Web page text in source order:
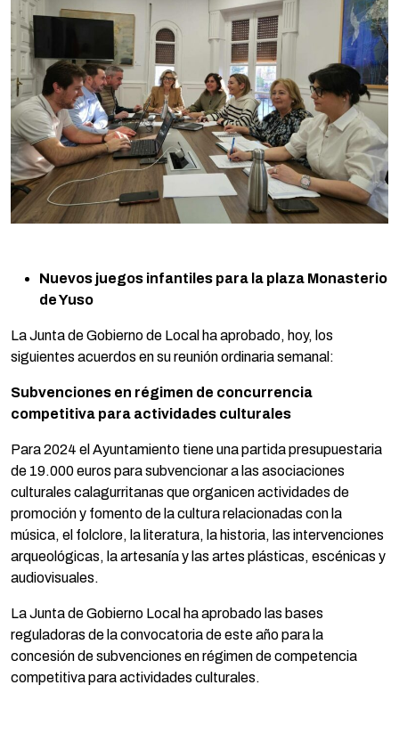
Nuevos juegos infantiles para la plaza Monasterio
de Yuso
La Junta de Gobierno de Local ha aprobado, hoy, los
siguientes acuerdos en su reunión ordinaria semanal:
Subvenciones en régimen de concurrencia
competitiva para actividades culturales
Para 2024 el Ayuntamiento tiene una partida presupuestaria
de 19.000 euros para subvencionar a las asociaciones
culturales calagurritanas que organicen actividades de
promoción y fomento de la cultura relacionadas con la
música, el folclore, la literatura, la historia, las intervenciones
arqueológicas, la artesanía y las artes plásticas, escénicas y
audiovisuales.
La Junta de Gobierno Local ha aprobado las bases
reguladoras de la convocatoria de este año para la
concesión de subvenciones en régimen de competencia
competitiva para actividades culturales.